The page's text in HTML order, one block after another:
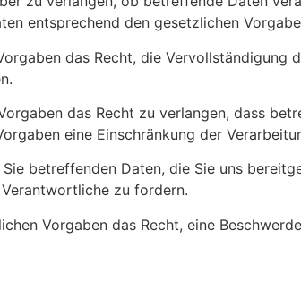
entsprechend den gesetzlichen
das Recht, die
das Recht zu verlangen, dass
eine Einschränkung der
betreffenden Daten, die Sie uns
zu fordern.
Vorgaben das Recht, eine